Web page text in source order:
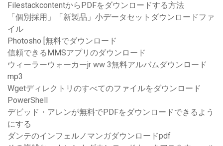
FilestackcontentからPDFをダウンロードする方法
「個別採用」「新製品」小データセットダウンロードファ
イル
Photosho [無料でダウンロード
信頼できるMMSアプリのダウンロード
ウィーラーウォーカーjr ww 3無料アルバムダウンロード
mp3
Wgetディレクトリのすべてのファイルをダウンロード
PowerShell
デビッド・アレンが無料でPDFをダウンロードできるよう
にする
ダンテのインフェルノマンガダウンロードpdf